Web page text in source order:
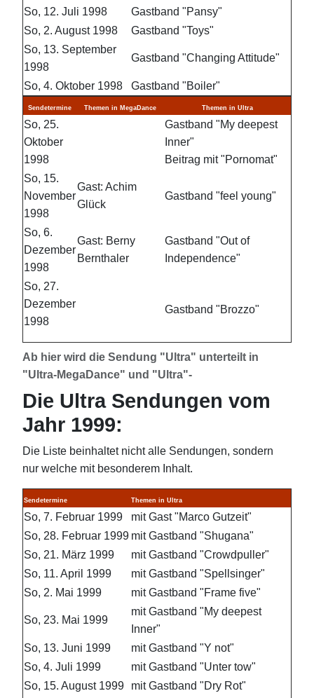
So, 12. Juli 1998
Gastband "Pansy"
So, 2. August 1998
Gastband "Toys"
So, 13. September
1998
Gastband "Changing Attitude"
So, 4. Oktober 1998 Gastband "Boiler"
Ab hier wird die Sendung "Ultra" unterteilt in
"Ultra-MegaDance" und "Ultra"-
Sendetermine Themen in MegaDance Themen in Ultra
So, 25.
Oktober
1998
Gastband "My deepest
Inner"
Beitrag mit "Pornomat"
So, 15.
November
1998
Gast: Achim
Glück
Gastband "feel young"
So, 6.
Dezember
1998
Gast: Berny
Bernthaler
Gastband "Out of
Independence"
So, 27.
Dezember
1998
Gastband "Brozzo"
Die Ultra Sendungen vom
Jahr 1999:
Die Liste beinhaltet nicht alle Sendungen, sondern
nur welche mit besonderem Inhalt.
Sendetermine Themen in Ultra
So, 7. Februar 1999
mit Gast "Marco Gutzeit"
So, 28. Februar 1999 mit Gastband "Shugana"
So, 21. März 1999
mit Gastband "Crowdpuller"
So, 11. April 1999
mit Gastband "Spellsinger"
So, 2. Mai 1999
mit Gastband "Frame five"
So, 23. Mai 1999
mit Gastband "My deepest
Inner"
So, 13. Juni 1999
mit Gastband "Y not"
So, 4. Juli 1999
mit Gastband "Unter tow"
So, 15. August 1999
mit Gastband "Dry Rot"